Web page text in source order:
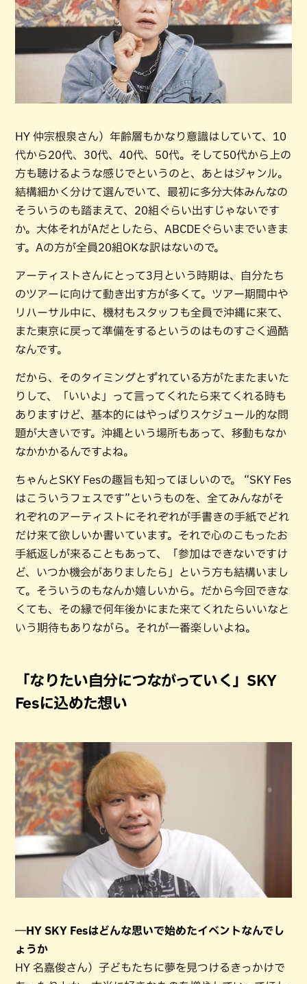
HY 仲宗根泉さん）年齢層もかなり意識はしていて、10
代から20代、30代、40代、50代。そして50代から上の
方も聴けるような感じでというのと、あとはジャンル。
結構細かく分けて選んでいて、最初に多分大体みんなの
そういうのも踏まえて、20組ぐらい出すじゃないです
か。大体それがAだとしたら、ABCDEぐらいまでいきま
す。Aの方が全員20組OKな訳はないので。
アーティストさんにとって3月という時期は、自分たち
のツアーに向けて動き出す方が多くて。ツアー期間中や
リハーサル中に、機材もスタッフも全員で沖縄に来て、
また東京に戻って準備をするというのはものすごく過酷
なんです。
だから、そのタイミングとずれている方がたまたまいた
りして、「いいよ」って言ってくれたら来てくれる時も
ありますけど、基本的にはやっぱりスケジュール的な問
題が大きいです。沖縄という場所もあって、移動もなか
なかかかるんですよね。
ちゃんとSKY Fesの趣旨も知ってほしいので。 “SKY Fes
はこういうフェスです”というものを、全てみんながそ
れぞれのアーティストにそれぞれが手書きの手紙でどれ
だけ来て欲しいか書いています。それで心のこもったお
手紙返しが来ることもあって、「参加はできないですけ
ど、いつか機会がありましたら」という方も結構いまし
て。そういうのもなんか嬉しいから。だから今回できな
くても、その縁で何年後かにまた来てくれたらいいなと
いう期待もありながら。それが一番楽しいよね。
「なりたい自分につながっていく」SKY
Fesに込めた想い
―HY SKY Fesはどんな思いで始めたイベントなんでし
ょうか
HY 名嘉俊さん）子どもたちに夢を見つけるきっかけで